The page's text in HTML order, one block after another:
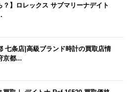
？】ロレックス サブマリーナデイト
七条店|高級ブランド時計の買取店情
京都...